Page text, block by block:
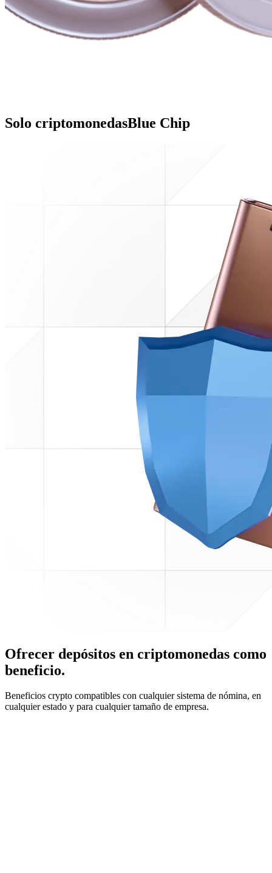
Solo criptomonedasBlue Chip
Ofrecer depósitos en criptomonedas como
beneficio.
Beneficios crypto compatibles con cualquier sistema de nómina, en
cualquier estado y para cualquier tamaño de empresa.